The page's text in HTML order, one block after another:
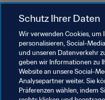
Seychellen – Ruanda:
Die beiden Teams stehen
Pflichtspiel gegenüber.
versuchen, ihren ersten
zu landen.
Schutz Ihrer Daten
Wir verwenden Cookies, um
personalisieren, Social-
und unseren Datenverkehr
geben wir Informationen zu
Website an unsere Social-
Analysepartner weiter. Sie
Präferenzen wählen, indem